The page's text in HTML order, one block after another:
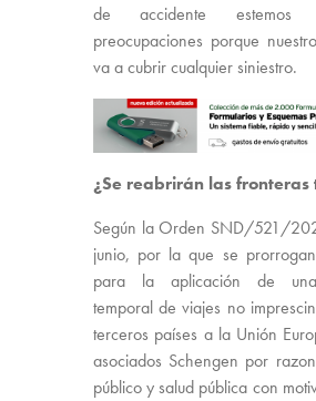
de accidente
preocupaciones porque
va a cubrir cualquier siniestro.
¿Se reabrirán las fronteras
Según la Orden SND/521/
junio, por la que se
para la aplicación de una
temporal de viajes no
terceros países a la Unión
asociados Schengen por
público y salud pública con